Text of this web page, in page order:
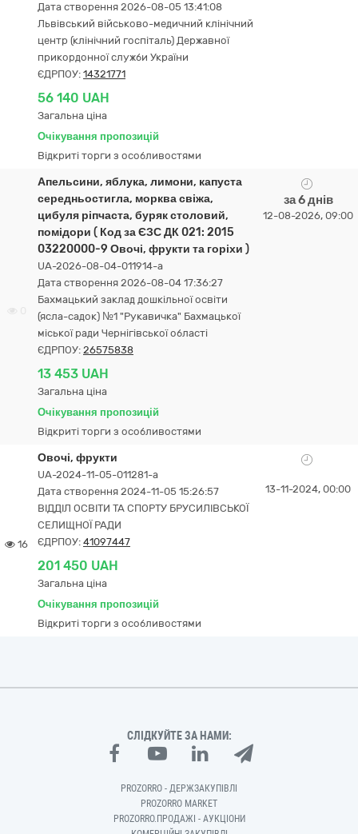
Дата створення 2026-08-05 13:41:08
Львівський військово-медичний клінічний
центр (клінічний госпіталь) Державної
прикордонної служби України
ЄДРПОУ: 14321771
56 140 UAH
Загальна ціна
Очікування пропозицій
Відкриті торги з особливостями
Апельсини, яблука, лимони, капуста
середньостигла, морква свіжа,
цибуля ріпчаста, буряк столовий,
помідори ( Код за ЄЗС ДК 021: 2015
03220000-9 Овочі, фрукти та горіхи )
UA-2026-08-04-011914-a
Дата створення 2026-08-04 17:36:27
Бахмацький заклад дошкільної освіти
(ясла-садок) №1 "Рукавичка" Бахмацької
міської ради Чернігівської області
ЄДРПОУ: 26575838
13 453 UAH
Загальна ціна
Очікування пропозицій
Відкриті торги з особливостями
за 6 днів
12-08-2026, 09:00
16
Овочі, фрукти
UA-2024-11-05-011281-a
Дата створення 2024-11-05 15:26:57
ВІДДІЛ ОСВІТИ ТА СПОРТУ БРУСИЛІВСЬКОЇ
СЕЛИЩНОЇ РАДИ
ЄДРПОУ: 41097447
201 450 UAH
Загальна ціна
Очікування пропозицій
Відкриті торги з особливостями
13-11-2024, 00:00
СЛІДКУЙТЕ ЗА НАМИ:
PROZORRO - ДЕРЖЗАКУПІВЛІ
PROZORRO MARKET
PROZORRO.ПРОДАЖІ - АУКЦІОНИ